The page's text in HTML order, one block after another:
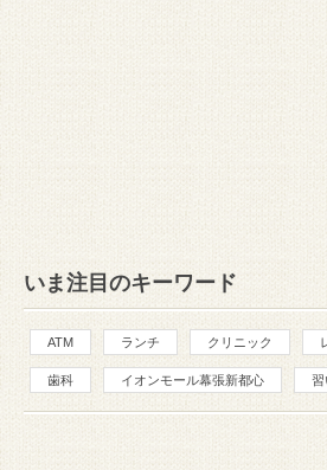
いま注目のキーワード
ATM ランチ クリニック
歯科 イオンモール幕張新都心 習